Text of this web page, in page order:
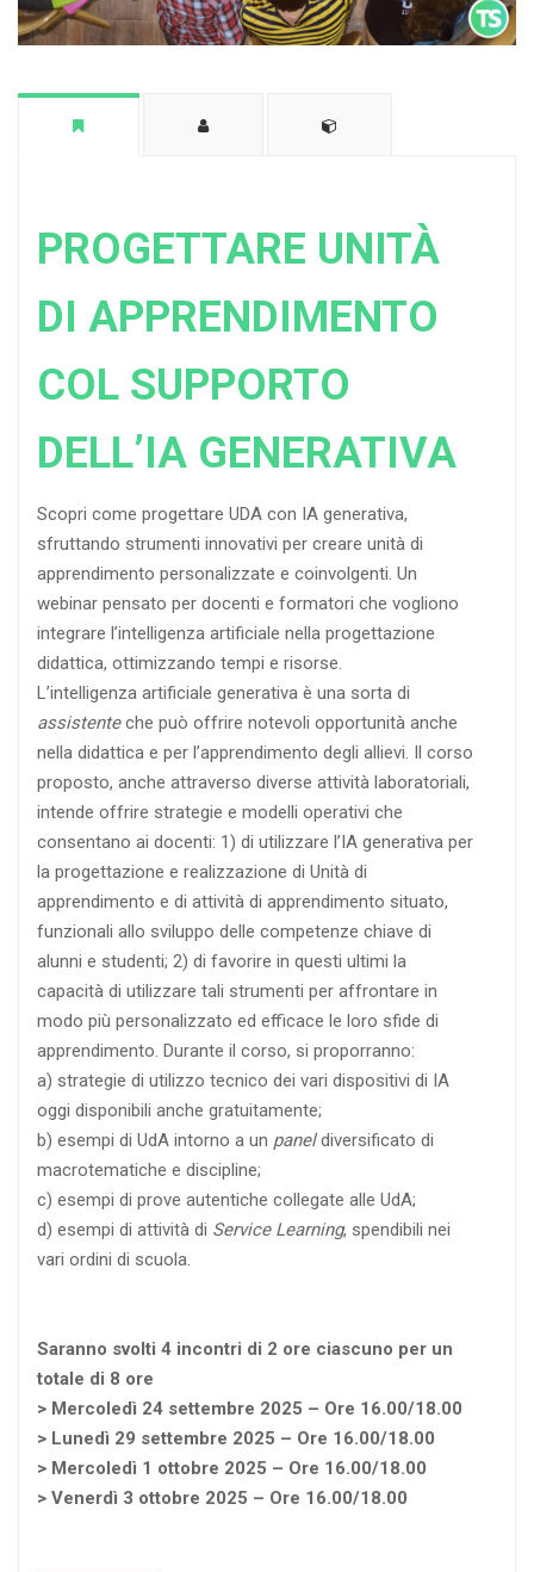
PROGETTARE UNITÀ
DI APPRENDIMENTO
COL SUPPORTO
DELL’IA GENERATIVA
Scopri come progettare UDA con IA generativa,
sfruttando strumenti innovativi per creare unità di
apprendimento personalizzate e coinvolgenti. Un
webinar pensato per docenti e formatori che vogliono
integrare l’intelligenza artificiale nella progettazione
didattica, ottimizzando tempi e risorse.
L’intelligenza artificiale generativa è una sorta di
assistenteche può offrire notevoli opportunità anche
nella didattica e per l’apprendimento degli allievi. Il corso
proposto, anche attraverso diverse attività laboratoriali,
intende offrire strategie e modelli operativi che
consentano ai docenti: 1) di utilizzare l’IA generativa per
la progettazione e realizzazione di Unità di
apprendimento e di attività di apprendimento situato,
funzionali allo sviluppo delle competenze chiave di
alunni e studenti; 2) di favorire in questi ultimi la
capacità di utilizzare tali strumenti per affrontare in
modo più personalizzato ed efficace le loro sfide di
apprendimento. Durante il corso, si proporranno:
a) strategie di utilizzo tecnico dei vari dispositivi di IA
oggi disponibili anche gratuitamente;
b) esempi di UdA intorno a un paneldiversificato di
macrotematiche e discipline;
c) esempi di prove autentiche collegate alle UdA;
d) esempi di attività di Service Learning, spendibili nei
vari ordini di scuola.
Saranno svolti 4 incontri di 2 ore ciascuno per un
totale di 8 ore
> Mercoledì 24 settembre 2025 – Ore 16.00/18.00
> Lunedì 29 settembre 2025 – Ore 16.00/18.00
> Mercoledì 1 ottobre 2025 – Ore 16.00/18.00
> Venerdì 3 ottobre 2025 – Ore 16.00/18.00